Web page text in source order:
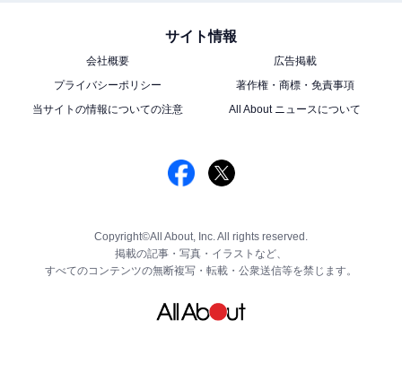
サイト情報
会社概要
広告掲載
プライバシーポリシー
著作権・商標・免責事項
当サイトの情報についての注意
All About ニュースについて
Copyright©All About, Inc. All rights reserved.
掲載の記事・写真・イラストなど、
すべてのコンテンツの無断複写・転載・公衆送信等を禁じます。